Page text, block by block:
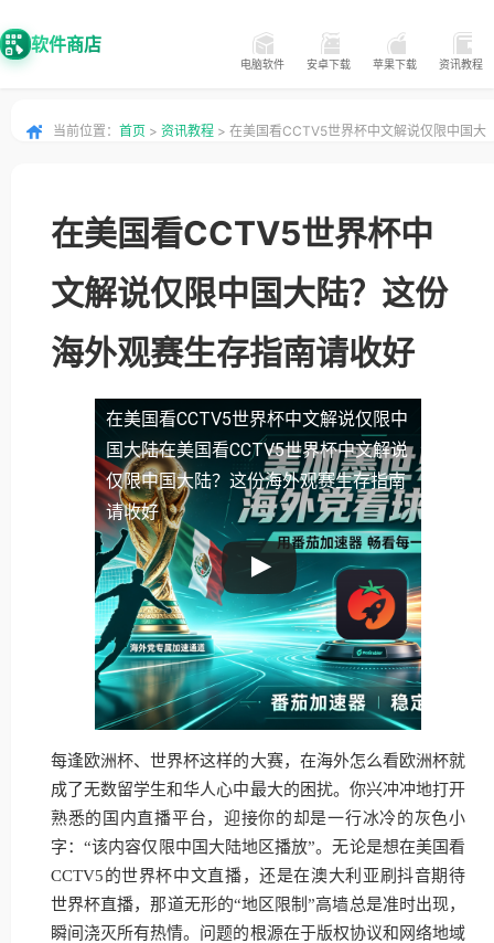
软件商店
电脑软件 安卓下载 苹果下载 资讯教程
当前位置： 首页 > 资讯教程 > 在美国看CCTV5世界杯中文解说仅限中国大
在美国看CCTV5世界杯中
文解说仅限中国大陆？这份
海外观赛生存指南请收好
在美国看CCTV5世界杯中文解说仅限中
国大陆在美国看CCTV5世界杯中文解说
仅限中国大陆？这份海外观赛生存指南
请收好
每逢欧洲杯、世界杯这样的大赛，在海外怎么看欧洲杯就
成了无数留学生和华人心中最大的困扰。你兴冲冲地打开
熟悉的国内直播平台，迎接你的却是一行冰冷的灰色小
字：“该内容仅限中国大陆地区播放”。无论是想在美国看
CCTV5的世界杯中文直播，还是在澳大利亚刷抖音期待
世界杯直播，那道无形的“地区限制”高墙总是准时出现，
瞬间浇灭所有热情。问题的根源在于版权协议和网络地域